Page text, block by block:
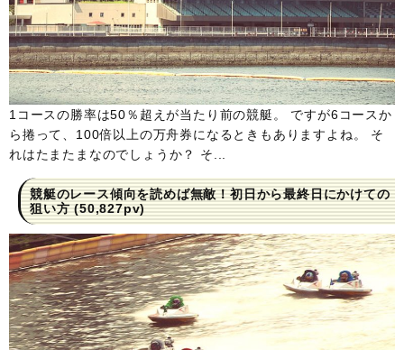
1コースの勝率は50％超えが当たり前の競艇。 ですが6コースか
ら捲って、100倍以上の万舟券になるときもありますよね。 そ
れはたまたまなのでしょうか？ そ...
競艇のレース傾向を読めば無敵！初日から最終日にかけての
狙い方(50,827pv)